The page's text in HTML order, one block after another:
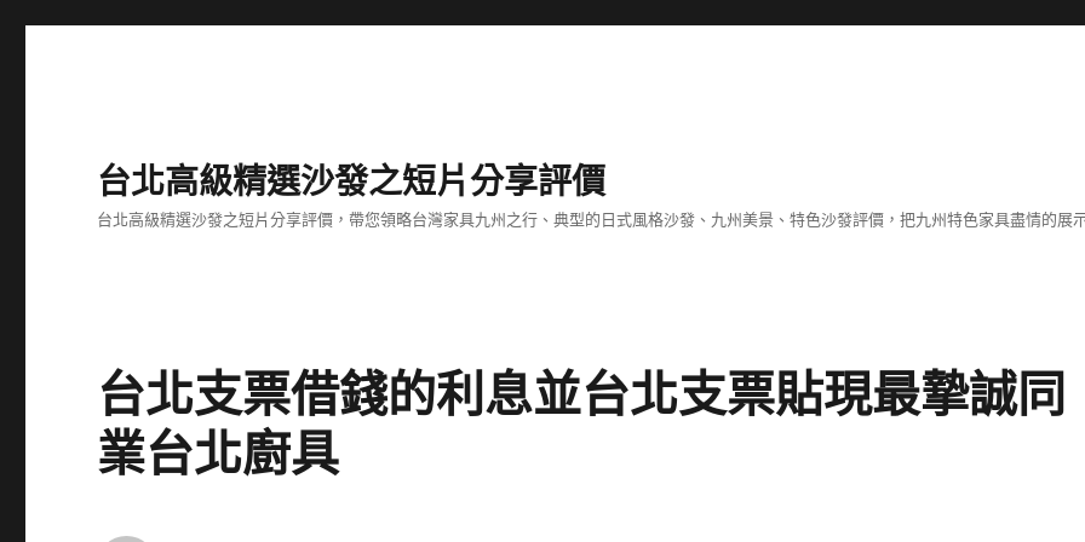
台北高級精選沙發之短片分享評價
台北高級精選沙發之短片分享評價，帶您領略台灣家具九州之行、典型的日式風格沙發、九州美景、特色沙發評價，把九州特色家具盡情的展
台北支票借錢的利息並台北支票貼現最摯誠同
業台北廚具